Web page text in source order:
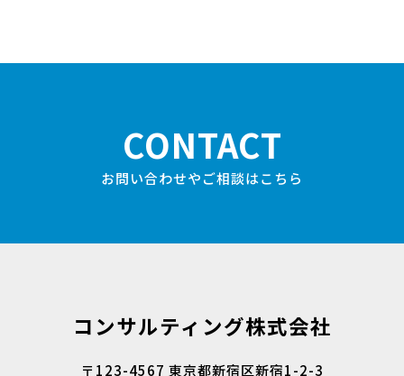
CONTACT
お問い合わせやご相談はこちら
コンサルティング株式会社
〒123-4567 東京都新宿区新宿1-2-3